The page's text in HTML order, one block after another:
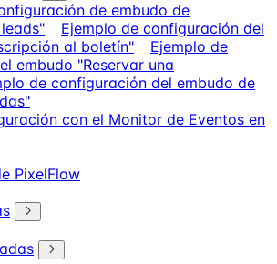
de embudo de
Ejemplo de configuración del
al boletín"
Ejemplo de
embudo "Reservar una
de configuración del embudo de
con el Monitor de Eventos en
PixelFlow